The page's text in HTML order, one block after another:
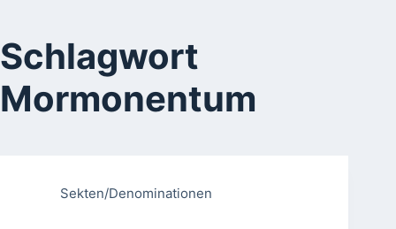
Schlagwort
Mormonentum
Sekten/Denominationen